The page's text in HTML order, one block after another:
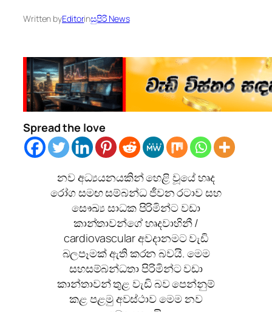
Written byEditorinසුපිරි News
Spread the love
නව අධ්‍යයනයකින් හෙළි වූයේ හෘද
රෝග සමඟ සම්බන්ධ ජීවන රටාව සහ
සෞඛ්‍ය සාධක පිරිමින්ට වඩා
කාන්තාවන්ගේ හෘදවාහිනී /
cardiovascular අවදානමට වැඩි
බලපෑමක් ඇති කරන බවයි. මෙම
සහසම්බන්ධතා පිරිමින්ට වඩා
කාන්තාවන් තුළ වැඩි බව පෙන්නුම්
කළ පළමු අවස්ථාව මෙම නව